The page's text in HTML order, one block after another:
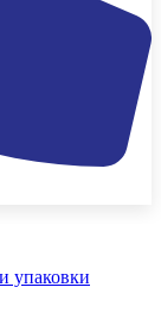
упаковки